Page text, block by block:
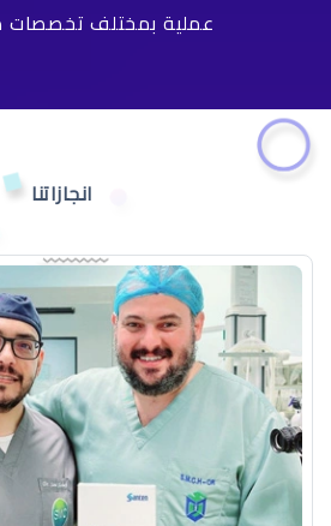
عملية بمختلف تخصصات
انجازاتنا